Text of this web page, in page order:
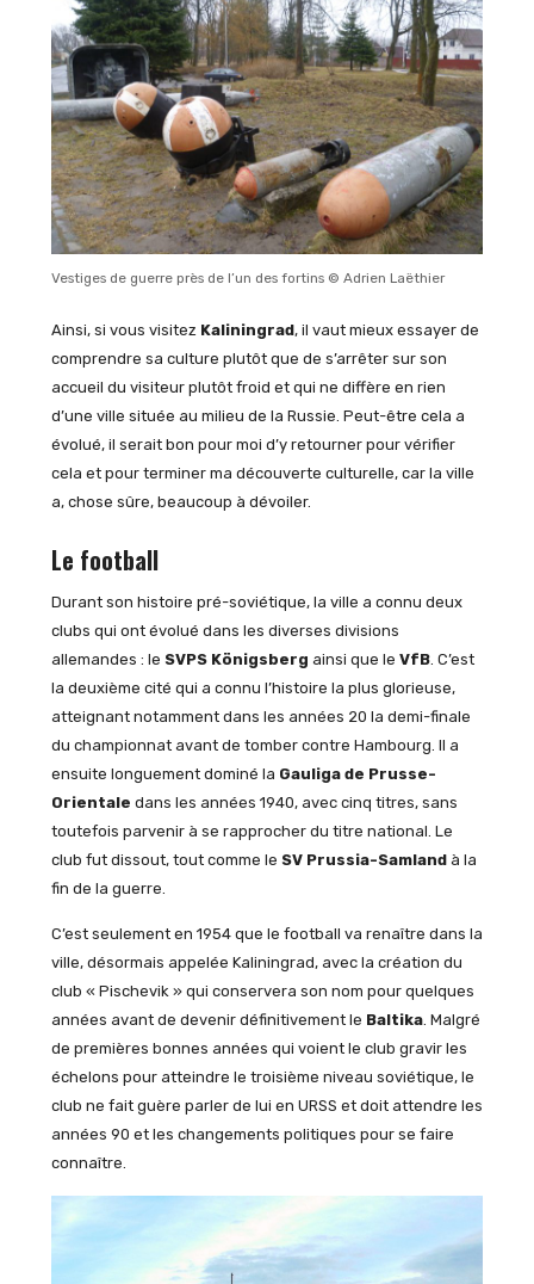
Vestiges de guerre près de l’un des fortins © Adrien Laëthier
Ainsi, si vous visitez Kaliningrad, il vaut mieux essayer de
comprendre sa culture plutôt que de s’arrêter sur son
accueil du visiteur plutôt froid et qui ne diffère en rien
d’une ville située au milieu de la Russie. Peut-être cela a
évolué, il serait bon pour moi d’y retourner pour vérifier
cela et pour terminer ma découverte culturelle, car la ville
a, chose sûre, beaucoup à dévoiler.
Le football
Durant son histoire pré-soviétique, la ville a connu deux
clubs qui ont évolué dans les diverses divisions
allemandes : le SVPS Königsberg ainsi que le VfB. C’est
la deuxième cité qui a connu l’histoire la plus glorieuse,
atteignant notamment dans les années 20 la demi-finale
du championnat avant de tomber contre Hambourg. Il a
ensuite longuement dominé la Gauliga de Prusse-
Orientale dans les années 1940, avec cinq titres, sans
toutefois parvenir à se rapprocher du titre national. Le
club fut dissout, tout comme le SV Prussia-Samlandà la
fin de la guerre.
C’est seulement en 1954 que le football va renaître dans la
ville, désormais appelée Kaliningrad, avec la création du
club « Pischevik » qui conservera son nom pour quelques
années avant de devenir définitivement le Baltika. Malgré
de premières bonnes années qui voient le club gravir les
échelons pour atteindre le troisième niveau soviétique, le
club ne fait guère parler de lui en URSS et doit attendre les
années 90 et les changements politiques pour se faire
connaître.